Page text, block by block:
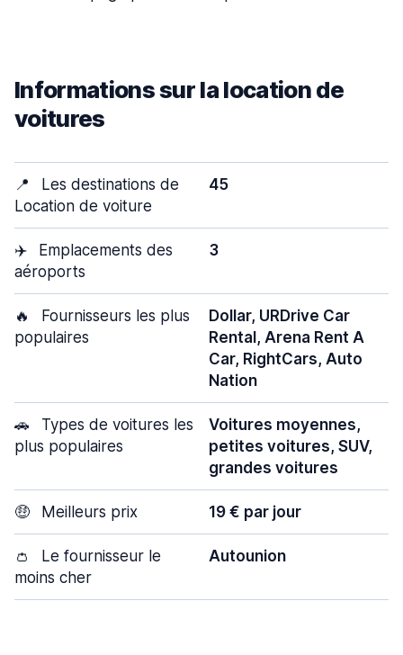
Informations sur la location de
voitures
📍
Les destinations de
Location de voiture
45
✈️
Emplacements des
aéroports
3
🔥
Fournisseurs les plus
populaires
Dollar, URDrive Car
Rental, Arena Rent A
Car, RightCars, Auto
Nation
🚗
Types de voitures les
plus populaires
Voitures moyennes,
petites voitures, SUV,
grandes voitures
🤑 Meilleurs prix 19 € par jour
👛
Le fournisseur le
moins cher
Autounion